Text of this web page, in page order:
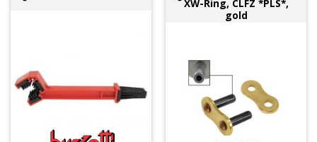
XW-Ring, CLFZ *PLS*,
gold